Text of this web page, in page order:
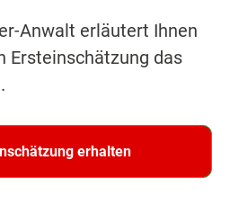
Anwalt erläutert Ihnen
Ersteinschätzung das
erhalten